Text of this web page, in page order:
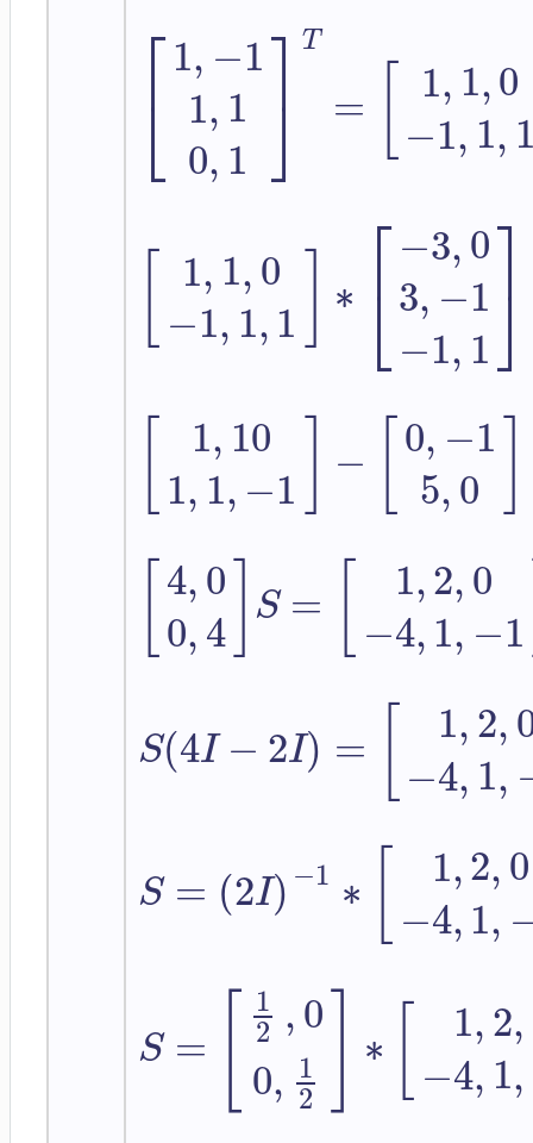
⎡
⎣
1,−1
1,1
0,1
⎤
⎦
T
= 1,1,0
−1,1,
1,1,0
−1,1,1 ∗ ⎡
⎣
−3,0
3,−1
−1,1
⎤
⎦
1,10
1,1,−1 − 0,−1
5,0
4,0
0,4 S = 1,2,0
−4,1,−1
S(4I −2I) = 1,2,
−4,1,
S = (2I)−1 ∗ 1,2,0
−4,1,
S =
1
2 ,0
0, 1
2
∗ 1,2,
−4,1,